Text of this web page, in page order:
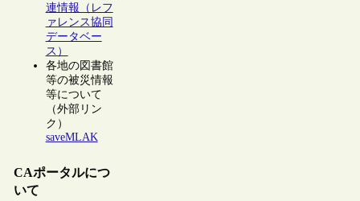
連情報（レフ
ァレンス協同
データベー
ス）
各地の図書館
等の被災情報
等について
（外部リン
ク）
saveMLAK
CAポータルにつ
いて